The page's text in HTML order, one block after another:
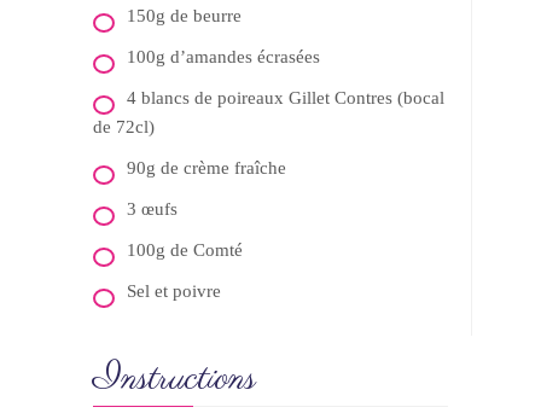
150g de beurre
100g d’amandes écrasées
4 blancs de poireaux Gillet Contres (bocal
de 72cl)
90g de crème fraîche
3 œufs
100g de Comté
Sel et poivre
Instructions